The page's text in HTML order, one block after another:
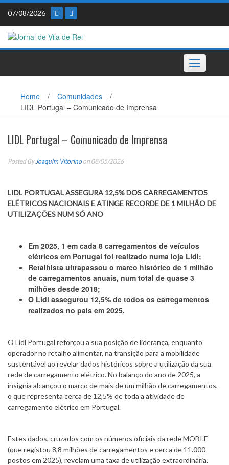
Skip
content
07/08/2026
Toggle
navigation
Home / Comunidades
/
LIDL Portugal – Comunicado de Imprensa
LIDL Portugal – Comunicado de Imprensa
Posted By Joaquim Vitorino on 08/05/2026
LIDL PORTUGAL ASSEGURA 12,5% DOS CARREGAMENTOS
ELÉTRICOS NACIONAIS E ATINGE RECORDE DE 1 MILHÃO DE
UTILIZAÇÕES NUM SÓ ANO
Em 2025, 1 em cada 8 carregamentos de veículos
elétricos em Portugal foi realizado numa loja Lidl;
Retalhista ultrapassou o marco histórico de 1 milhão
de carregamentos anuais, num total de quase 3
milhões desde 2018;
O Lidl assegurou 12,5% de todos os carregamentos
realizados no país em 2025.
O Lidl Portugal reforçou a sua posição de liderança, enquanto
operador no retalho alimentar, na transição para a mobilidade
sustentável ao revelar dados históricos sobre a utilização da sua
rede de carregamento elétrico. No balanço do ano de 2025, a
insígnia alcançou o marco de mais de um milhão de carregamentos,
o que representa cerca de 12,5% de toda a atividade de
carregamento elétrico em Portugal.
Estes dados, cruzados com os números oficiais da rede MOBI.E
(que registou 8,8 milhões de carregamentos e cerca de 11.000
postos em 2025), revelam uma taxa de utilização extraordinária.